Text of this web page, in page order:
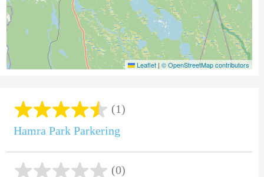
Leaflet | © OpenStreetMap contributors
(1)
Hamra Park Parkering
(0)